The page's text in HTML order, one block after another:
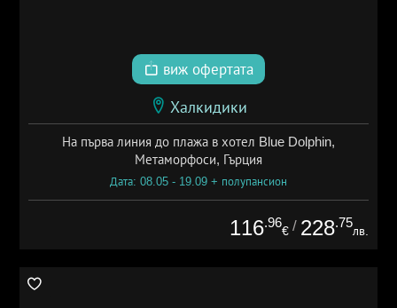
виж офертата
Халкидики
На първа линия до плажа в хотел Blue Dolphin,
Метаморфоси, Гърция
Дата: 08.05 - 19.09 + полупансион
116.96
€ / 228.75
лв.